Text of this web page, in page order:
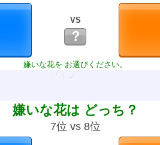
VS
？
嫌いな花を お選びください。
嫌いな花は どっち？
7位 vs 8位